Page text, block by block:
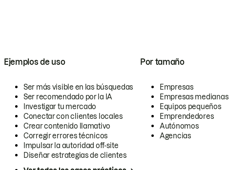
Ejemplos de uso
Ser más visible en las búsquedas
Ser recomendado por la IA
Investigar tu mercado
Conectar con clientes locales
Crear contenido llamativo
Corregir errores técnicos
Impulsar la autoridad off-site
Diseñar estrategias de clientes
Por tamaño
Empresas
Empresas medianas
Equipos pequeños
Emprendedores
Autónomos
Agencias